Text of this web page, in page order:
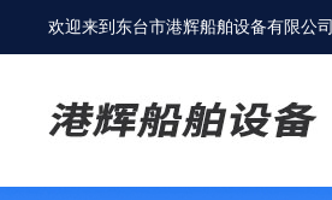
欢迎来到 东台市港辉船舶设备有限公司